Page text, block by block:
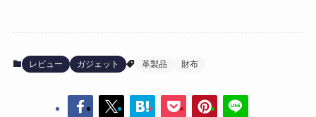
レビュー ガジェット 革製品 財布